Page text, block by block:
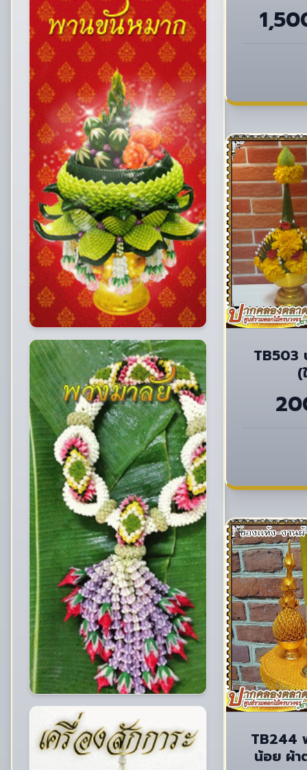
TB503
(
TB244
น้อย ผ้า